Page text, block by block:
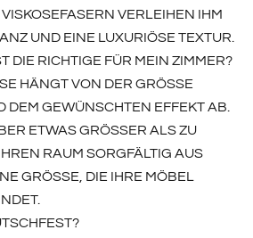
VERLEIHEN IHM
UND EINE LUXURIÖSE TEXTUR.
DIE RICHTIGE FÜR MEIN ZIMMER?
HÄNGT VON DER GRÖSSE IH
GEWÜNSCHTEN EFFEKT AB. GE
ETWAS GRÖSSER ALS ZU KLE
RAUM SORGFÄLTIG AUS UND
DIE IHRE MÖBEL HARM